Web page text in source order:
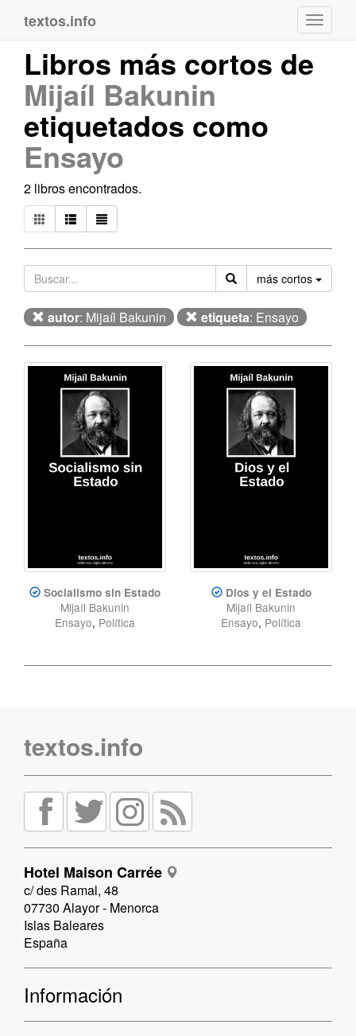
textos.info
Libros más cortos de
Mijaíl Bakunin
etiquetados como
Ensayo
2 libros encontrados.
más cortos
autor: Mijaíl Bakunin etiqueta: Ensayo
Socialismo sin Estado
Mijaíl Bakunin
Ensayo, Política
Dios y el Estado
Mijaíl Bakunin
Ensayo, Política
textos.info
Hotel Maison Carrée
c/ des Ramal, 48
07730 Alayor - Menorca
Islas Baleares
España
Información